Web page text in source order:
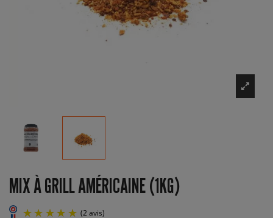
MIX À GRILL AMÉRICAINE (1KG)